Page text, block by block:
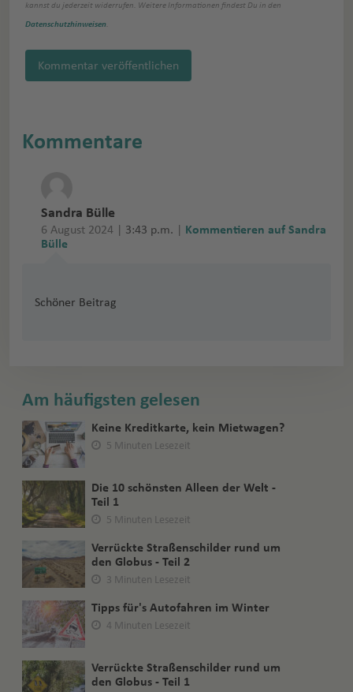
kannst du jederzeit widerrufen. Weitere Informationen findest Du in den
Datenschutzhinweisen
Kommentar veröffentlichen
Kommentare
Sandra Bülle
6 August 2024 | 3:43 p.m.
Kommentieren auf Sandra
Bülle
Schöner Beitrag
Am häufigsten gelesen
Keine Kreditkarte, kein Mietwagen?
5 Minuten Lesezeit
Die 10 schönsten Alleen der Welt -
Teil 1
5 Minuten Lesezeit
Verrückte Straßenschilder rund um
den Globus - Teil 2
3 Minuten Lesezeit
Tipps für's Autofahren im Winter
4 Minuten Lesezeit
Verrückte Straßenschilder rund um
den Globus - Teil 1